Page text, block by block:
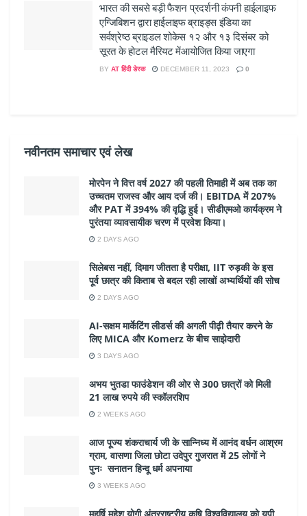
भारत की सबसे बड़ी फैशन प्रदर्शनी कंपनी हाईलाइफ
एग्जिबिशन द्वारा हाईलाइफ ब्राइड्स इंडिया का
सर्वश्रेष्ठ ब्राइडल शोकेस १२ और १३ दिसंबर को
सूरत के होटल मैरियट मेंआयोजित किया जाएगा
BY AT हिंदी डेस्क DECEMBER 11, 2023 0
नवीनतम समाचार एवं लेख
मोरपेन ने वित्त वर्ष 2027 की पहली तिमाही में अब तक का
उच्चतम राजस्व और आय दर्ज की। EBITDA में 207%
और PAT में 394% की वृद्धि हुई। सीडीएमओ कार्यक्रम ने
पुरंतया व्यावसायीक चरण में प्रवेश किया।
2 DAYS AGO
सिलेबस नहीं, दिमाग जीतता है परीक्षा, IIT रुड़की के इस
पूर्व छात्र की किताब से बदल रही लाखों अभ्यर्थियों की सोच
2 DAYS AGO
AI-सक्षम मार्केटिंग लीडर्स की अगली पीढ़ी तैयार करने के
लिए MICA और Komerz के बीच साझेदारी
3 DAYS AGO
अभय भुतडा फाउंडेशन की ओर से 300 छात्रों को मिली
21 लाख रुपये की स्कॉलरशिप
2 WEEKS AGO
आज पूज्य शंकराचार्य जी के सान्निध्य में आनंद वर्धन आश्रम
ग्राम, वासणा जिला छोटा उदेपुर गुजरात में 25 लोगों ने
पुनः सनातन हिन्दू धर्म अपनाया
3 WEEKS AGO